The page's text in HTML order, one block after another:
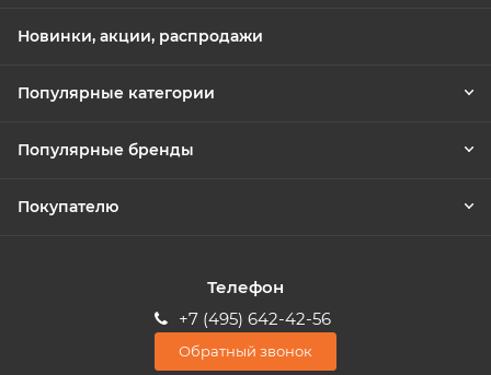
Новинки, акции, распродажи
Популярные категории
Популярные бренды
Покупателю
Телефон
+7 (495) 642-42-56
Обратный звонок